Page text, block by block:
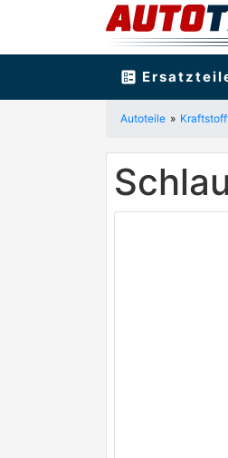
ballot
Autoteile